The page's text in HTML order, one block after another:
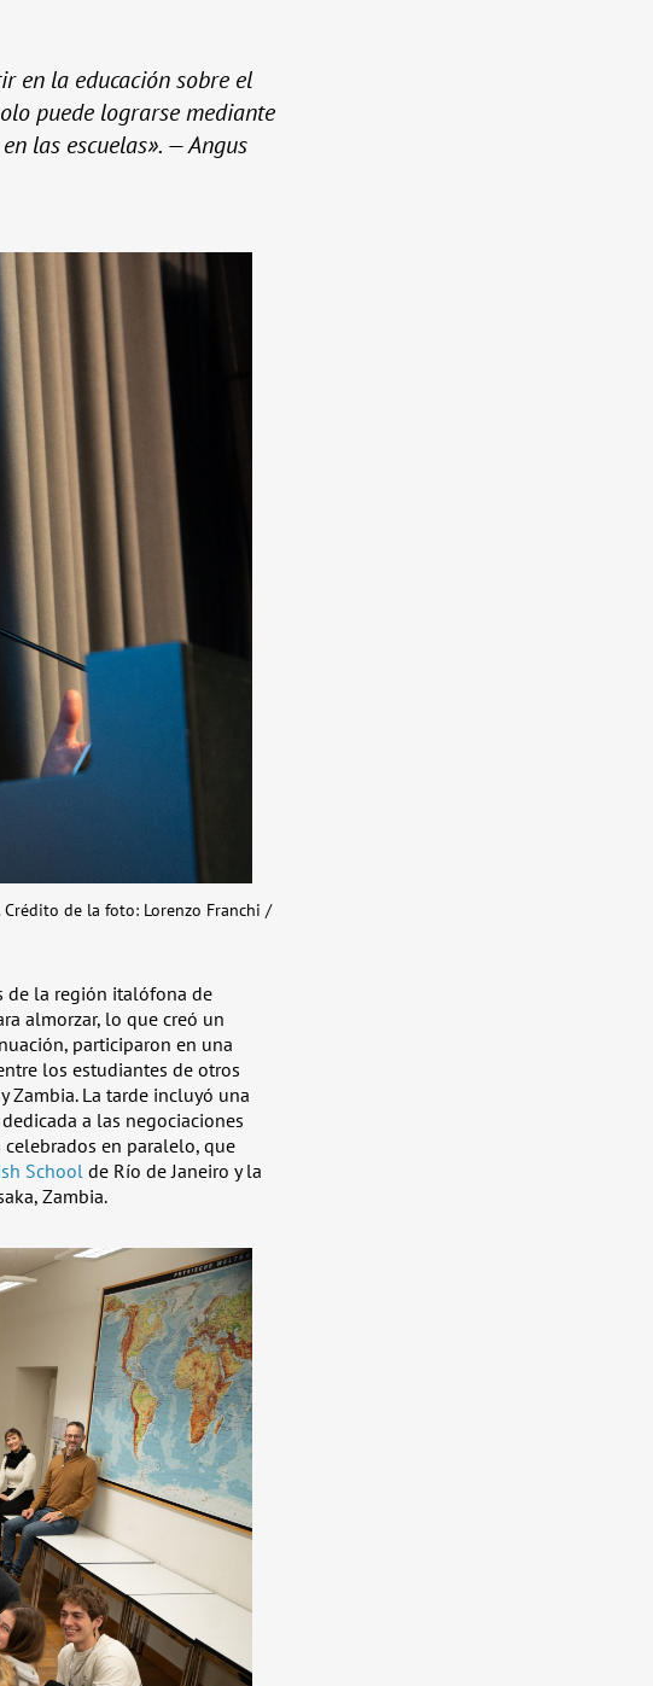
en la educación sobre el
puede lograrse mediante
las escuelas». — Angus
de la foto: Lorenzo Franchi /
de la región italófona de
almorzar, lo que creó un
participaron en una
los estudiantes de otros
Zambia. La tarde incluyó una
dedicada a las negociaciones
en paralelo, que
School de Río de Janeiro y la
Zambia.